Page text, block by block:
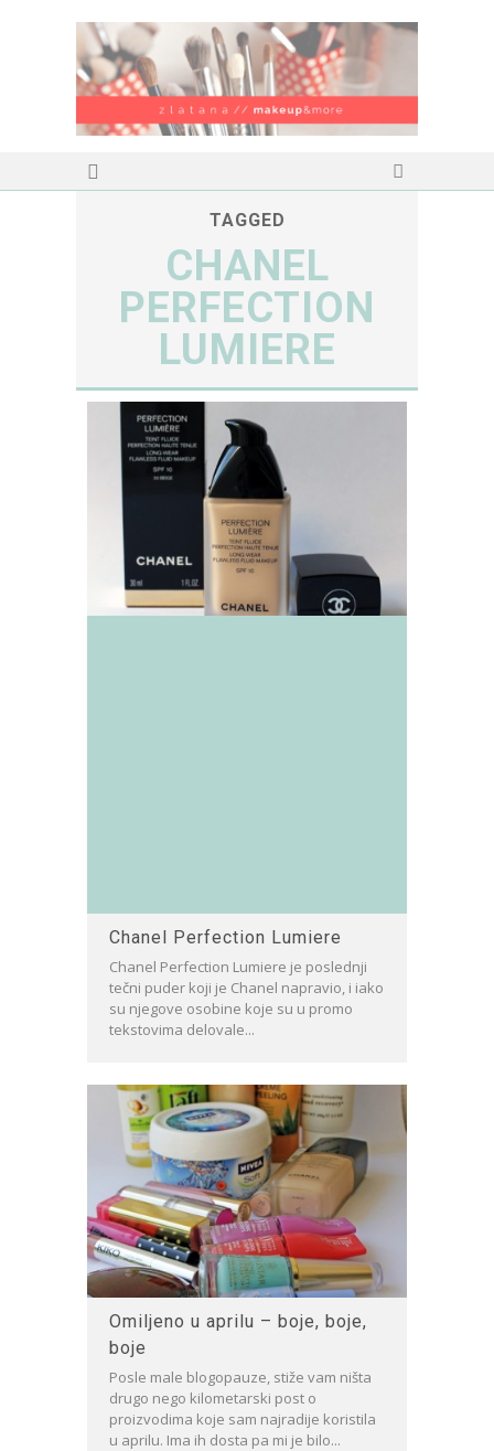
TAGGED
CHANEL
PERFECTION
LUMIERE
Chanel Perfection Lumiere
Chanel Perfection Lumiere je poslednji
tečni puder koji je Chanel napravio, i iako
su njegove osobine koje su u promo
tekstovima delovale...
Omiljeno u aprilu – boje, boje,
boje
Posle male blogopauze, stiže vam ništa
drugo nego kilometarski post o
proizvodima koje sam najradije koristila
u aprilu. Ima ih dosta pa mi je bilo...